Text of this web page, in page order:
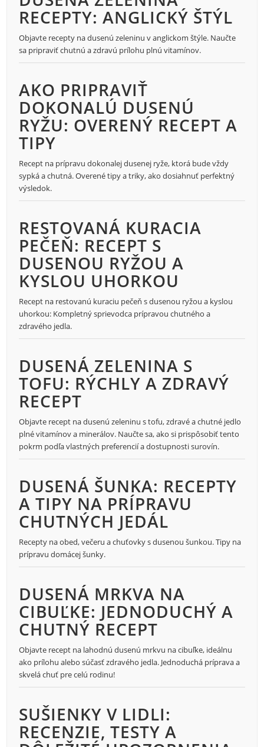
RECEPTY: ANGLICKÝ ŠTÝL
Objavte recepty na dusenú zeleninu v anglickom štýle. Naučte
sa pripraviť chutnú a zdravú prílohu plnú vitamínov.
AKO PRIPRAVIŤ
DOKONALÚ DUSENÚ
RYŽU: OVERENÝ RECEPT A
TIPY
Recept na prípravu dokonalej dusenej ryže, ktorá bude vždy
sypká a chutná. Overené tipy a triky, ako dosiahnuť perfektný
výsledok.
RESTOVANÁ KURACIA
PEČEŇ: RECEPT S
DUSENOU RYŽOU A
KYSLOU UHORKOU
Recept na restovanú kuraciu pečeň s dusenou ryžou a kyslou
uhorkou: Kompletný sprievodca prípravou chutného a
zdravého jedla.
DUSENÁ ZELENINA S
TOFU: RÝCHLY A ZDRAVÝ
RECEPT
Objavte recept na dusenú zeleninu s tofu, zdravé a chutné jedlo
plné vitamínov a minerálov. Naučte sa, ako si prispôsobiť tento
pokrm podľa vlastných preferencií a dostupnosti surovín.
DUSENÁ ŠUNKA: RECEPTY
A TIPY NA PRÍPRAVU
CHUTNÝCH JEDÁL
Recepty na obed, večeru a chuťovky s dusenou šunkou. Tipy na
prípravu domácej šunky.
DUSENÁ MRKVA NA
CIBUĽKE: JEDNODUCHÝ A
CHUTNÝ RECEPT
Objavte recept na lahodnú dusenú mrkvu na cibuľke, ideálnu
ako prílohu alebo súčasť zdravého jedla. Jednoduchá príprava a
skvelá chuť pre celú rodinu!
SUŠIENKY V LIDLI:
RECENZIE, TESTY A